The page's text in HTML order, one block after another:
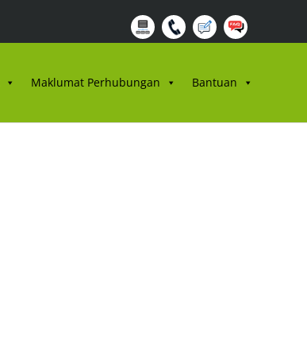
Maklumat Perhubungan Bantuan